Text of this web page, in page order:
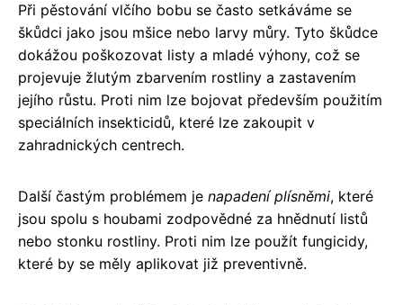
Při pěstování vlčího bobu se často setkáváme se
škůdci jako jsou mšice nebo larvy můry. Tyto škůdce
dokážou poškozovat listy a mladé výhony, což se
projevuje žlutým zbarvením rostliny a zastavením
jejího růstu. Proti nim lze bojovat především použitím
speciálních insekticidů, které lze zakoupit v
zahradnických centrech.
Další častým problémem je napadení plísněmi, které
jsou spolu s houbami zodpovědné za hnědnutí listů
nebo stonku rostliny. Proti nim lze použít fungicidy,
které by se měly aplikovat již preventivně.